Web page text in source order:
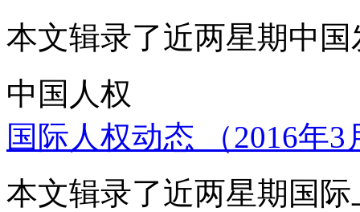
本文辑录了近两星期中
中国人权
国际人权动态 （2016年
本文辑录了近两星期国